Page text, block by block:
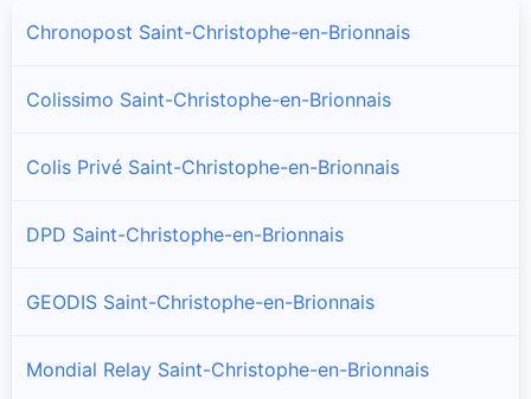
Chronopost Saint-Christophe-en-Brionnais
Colissimo Saint-Christophe-en-Brionnais
Colis Privé Saint-Christophe-en-Brionnais
DPD Saint-Christophe-en-Brionnais
GEODIS Saint-Christophe-en-Brionnais
Mondial Relay Saint-Christophe-en-Brionnais